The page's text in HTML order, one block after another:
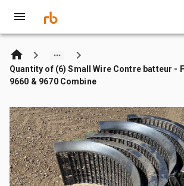
Quantity of (6) Small Wire Contre batteur -
9660 & 9670 Combine